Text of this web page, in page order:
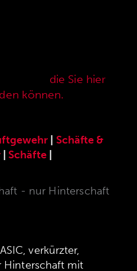
die Sie hier
können.
Schäfte &
|Schäfte|
- nur Hinterschaft
verkürzter,
Hinterschaft mit